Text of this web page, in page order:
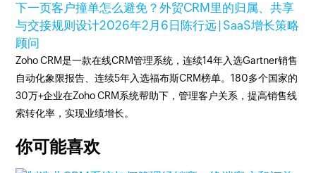
下一页客户撞单怎么避免？外贸CRM里的归属、共享
与交接规则设计2026年2月6日 陈行远 | SaaS增长策略
顾问
Zoho CRM是一款在线CRM管理系统，连续14年入选Gartner销售
自动化象限报告、连续5年入选福布斯CRM榜单。180多个国家的
30万+企业在Zoho CRM系统帮助下，管理客户关系，提高销售线
索转化率，实现业绩增长。
你可能喜欢